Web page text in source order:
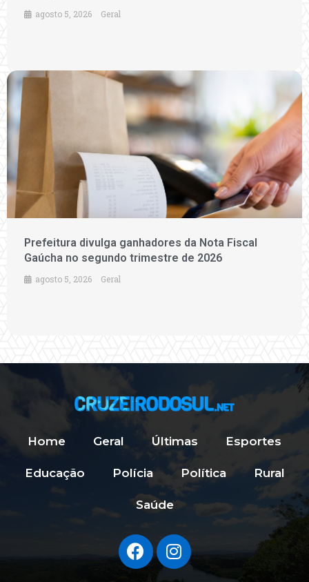
agosto 5, 2026 Geral
Prefeitura divulga ganhadores da Nota Fiscal
Gaúcha no segundo trimestre de 2026
agosto 5, 2026 Geral
Home Geral Últimas Esportes
Educação Polícia Política Rural
Saúde